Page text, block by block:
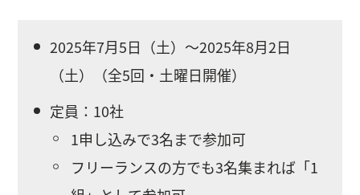
2025年7月5日（土）〜2025年8月2日
（土）（全5回・土曜日開催）
定員：10社
1申し込みで3名まで参加可
フリーランスの方でも3名集まれば「1